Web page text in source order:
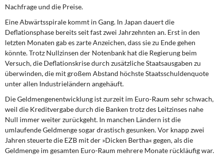
Nachfrage und die Preise.
Eine Abwärtsspirale kommt in Gang. In Japan dauert die
Deflationsphase bereits seit fast zwei Jahrzehnten an. Erst in den
letzten Monaten gab es zarte Anzeichen, dass sie zu Ende gehen
könnte. Trotz Nullzinsen der Notenbank hat die Regierung beim
Versuch, die Deflationskrise durch zusätzliche Staatsausgaben zu
überwinden, die mit großem Abstand höchste Staatsschuldenquote
unter allen Industrieländern angehäuft.
Die Geldmengenentwicklung ist zurzeit im Euro-Raum sehr schwach,
weil die Kreditvergabe durch die Banken trotz des Leitzinses nahe
Null immer weiter zurückgeht. In manchen Ländern ist die
umlaufende Geldmenge sogar drastisch gesunken. Vor knapp zwei
Jahren steuerte die EZB mit der »Dicken Bertha« gegen, als die
Geldmenge im gesamten Euro-Raum mehrere Monate rückläufig war.